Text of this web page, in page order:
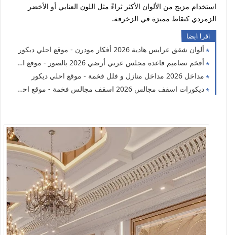
استخدام مزيج من الألوان الأكثر ثراءً مثل اللون العنابي أو الأخضر
الزمردي كنقاط مميزة في الزخرفة.
اقرا ايضا
ألوان شقق عرايس هادية 2026 أفكار مودرن - موقع احلي ديكور
أفخم تصاميم قاعدة مجلس عربي أرضي 2026 بالصور - موقع احلي ديكور
مداخل 2026 مداخل منازل و فلل فخمة - موقع احلي ديكور
ديكورات اسقف مجالس 2026 اسقف مجالس فخمة - موقع احلي ديكور